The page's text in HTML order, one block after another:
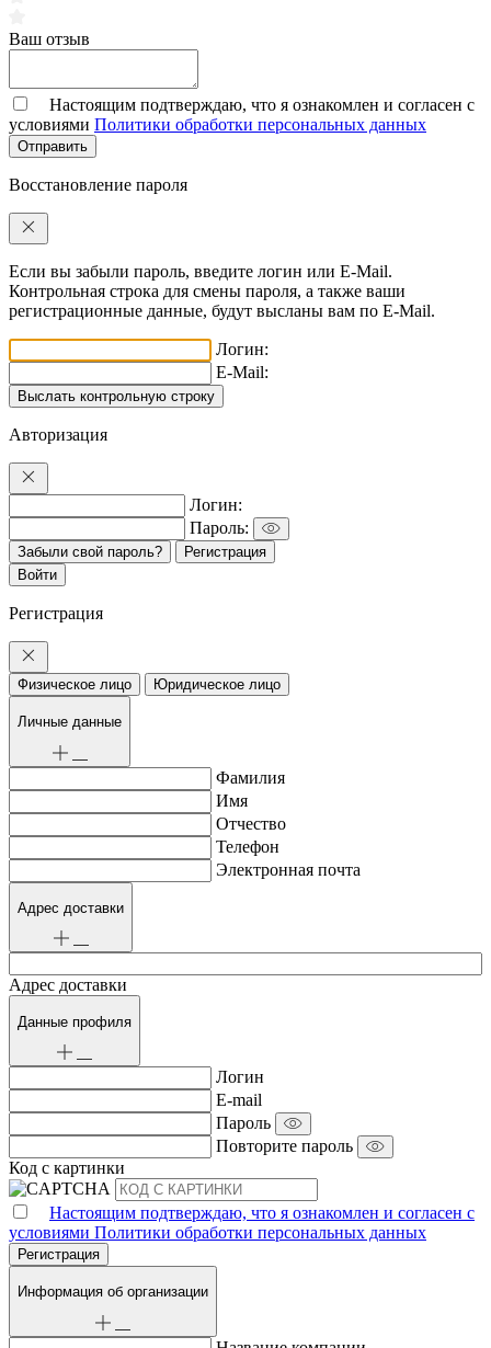
Ваш отзыв
Настоящим подтверждаю, что я ознакомлен и согласен с
условиями Политики обработки персональных данных
Отправить
Восстановление пароля
Если вы забыли пароль, введите логин или E-Mail.
Контрольная строка для смены пароля, а также ваши
регистрационные данные, будут высланы вам по E-Mail.
Логин:
E-Mail:
Авторизация
Логин:
Пароль:
Забыли свой пароль? Регистрация
Регистрация
Физическое лицо Юридическое лицо
Личные данные
Фамилия
Имя
Отчество
Телефон
Электронная почта
Адрес доставки
Адрес доставки
Данные профиля
Логин
E-mail
Пароль
Повторите пароль
Код с картинки
Настоящим подтверждаю, что я ознакомлен и согласен с
условиями Политики обработки персональных данных
Информация об организации